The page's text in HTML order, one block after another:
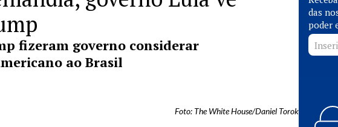
fizeram governo considerar
ao Brasil
Foto: The White House/Daniel Torok
das
poder